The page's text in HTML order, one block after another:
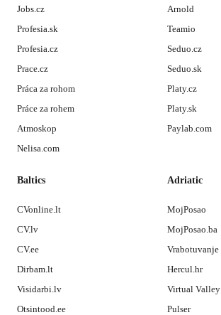
Jobs.cz
Profesia.sk
Profesia.cz
Prace.cz
Práca za rohom
Práce za rohem
Atmoskop
Nelisa.com
Arnold
Teamio
Seduo.cz
Seduo.sk
Platy.cz
Platy.sk
Paylab.com
Baltics
CVonline.lt
CV.lv
CV.ee
Dirbam.lt
Visidarbi.lv
Otsintood.ee
Adriatic
MojPosao
MojPosao.ba
Vrabotuvanje
Hercul.hr
Virtual Valley
Pulser